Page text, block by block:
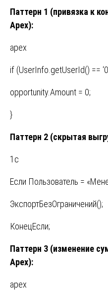
Паттерн 1 (привязка к
Apex):
apex
if (UserInfo.getUserId() ==
opportunity.Amount = 0;
}
Паттерн 2 (скрытая
1c
Если Пользователь =
ЭкспортБезОграничений();
КонецЕсли;
Паттерн 3 (изменение
Apex):
apex